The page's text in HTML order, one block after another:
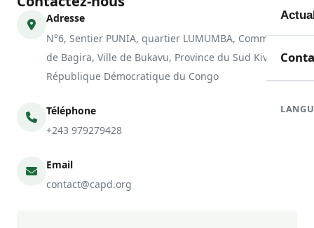
Adresse
N°6, Sentier PUNIA, quartier LUMUMBA, Commune
de Bagira, Ville de Bukavu, Province du Sud Kivu,
République Démocratique du Congo
Téléphone
+243 979279428
Email
contact@capd.org